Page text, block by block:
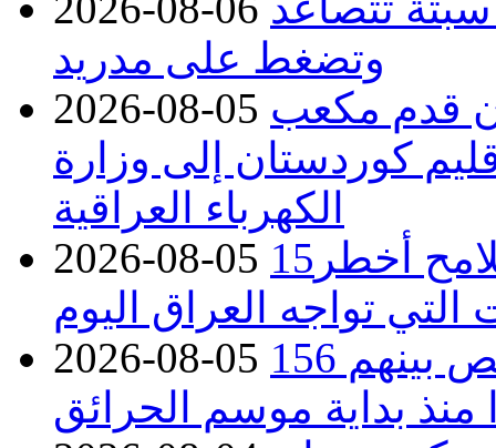
وتضغط على مدريد
2026-08-05 توريد 100 مليون قدم مكعب
كوردستان إلى وزارة
الكهرباء العراقية
2026-08-05 15كارثة بيئية ومناخية ترسم ملامح أخطر
التي تواجه العراق اليوم
2026-08-05 حرائق فرنسا.. توقيف 402 شخص بينهم 156
منذ بداية موسم الحرائق